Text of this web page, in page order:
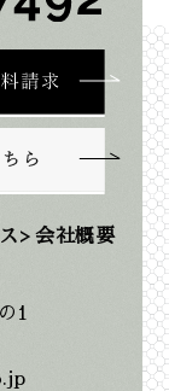
1
> 会社概要